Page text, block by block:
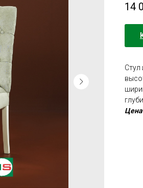
14
Стул
Цена